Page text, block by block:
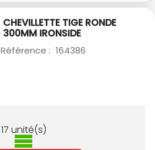
CHEVILLETTE TIGE RONDE
300MM IRONSIDE
Référence : 164386
17 unité(s)